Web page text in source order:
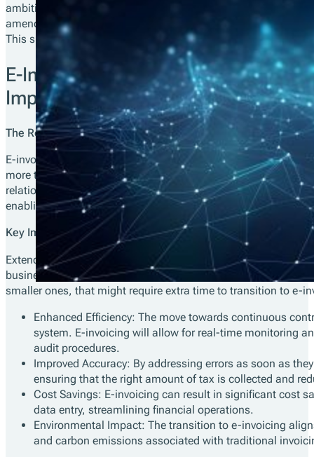
ambitious changes, it faced delays. However, there’s good
amendment, setting a new start date for e-invoicing:
This significant development underscores the government’s
E-Invoicing in France: Exploring the
Implementation Date and Its
The Road to E-Invoicing:
E-invoicing in France is not a sudden decision but rather the
more transparent and efficient tax system, and e-invoicing
relationship with the Tax Administration, shifting towards a
enabling swift correction, and controls will be targeted where
Key Implications of the New Start Date:
Extended Preparation Time: The extension of the start date to
businesses with more time to adapt and implement the
smaller ones, that might require extra time to transition to e-
Enhanced Efficiency: The move towards continuous
system. E-invoicing will allow for real-time monitoring
audit procedures.
Improved Accuracy: By addressing errors as soon as
ensuring that the right amount of tax is collected and
Cost Savings: E-invoicing can result in significant cost
data entry, streamlining financial operations.
Environmental Impact: The transition to e-invoicing
and carbon emissions associated with traditional